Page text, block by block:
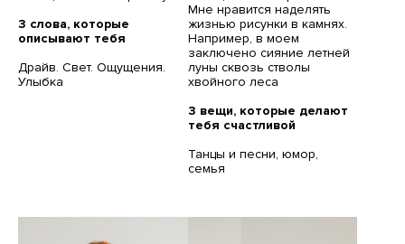
3 слова, которые
описывают тебя
Драйв. Свет. Ощущения.
Улыбка
Мне нравится наделять
жизнью рисунки в камнях.
Например, в моем
заключено сияние летней
луны сквозь стволы
хвойного леса
3 вещи, которые делают
тебя счастливой
Танцы и песни, юмор,
семья